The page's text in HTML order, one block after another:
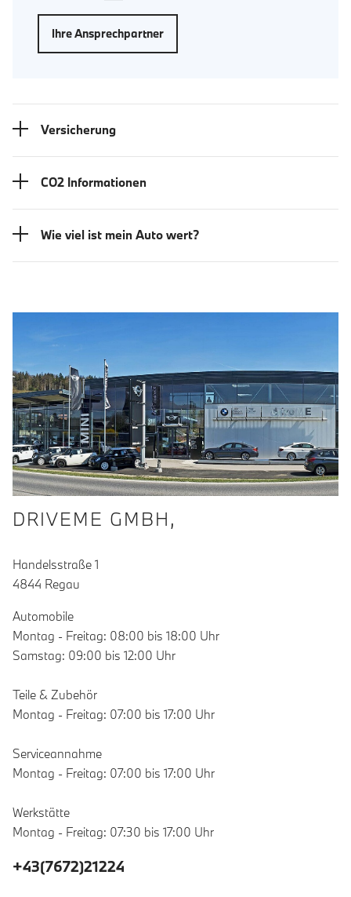
Ihre Ansprechpartner
Versicherung
CO2 Informationen
Wie viel ist mein Auto wert?
DRIVEME GMBH,
Handelsstraße 1
4844 Regau
Automobile
Montag - Freitag: 08:00 bis 18:00 Uhr
Samstag: 09:00 bis 12:00 Uhr
Teile & Zubehör
Montag - Freitag: 07:00 bis 17:00 Uhr
Serviceannahme
Montag - Freitag: 07:00 bis 17:00 Uhr
Werkstätte
Montag - Freitag: 07:30 bis 17:00 Uhr
+43(7672)21224